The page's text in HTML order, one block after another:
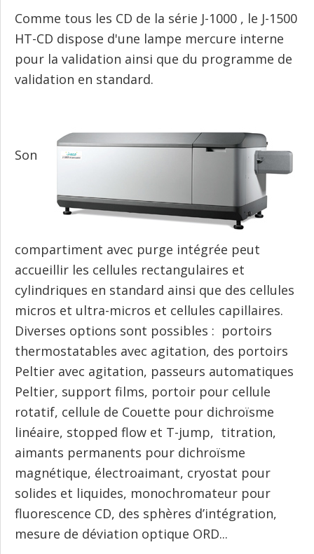
Comme tous les CD de la série J-1000 , le J-1500
HT-CD dispose d'une lampe mercure interne
pour la validation ainsi que du programme de
validation en standard.
Son
compartiment avec purge intégrée peut
accueillir les cellules rectangulaires et
cylindriques en standard ainsi que des cellules
micros et ultra-micros et cellules capillaires.
Diverses options sont possibles : portoirs
thermostatables avec agitation, des portoirs
Peltier avec agitation, passeurs automatiques
Peltier, support films, portoir pour cellule
rotatif, cellule de Couette pour dichroïsme
linéaire, stopped flow et T-jump, titration,
aimants permanents pour dichroïsme
magnétique, électroaimant, cryostat pour
solides et liquides, monochromateur pour
fluorescence CD, des sphères d’intégration,
mesure de déviation optique ORD...